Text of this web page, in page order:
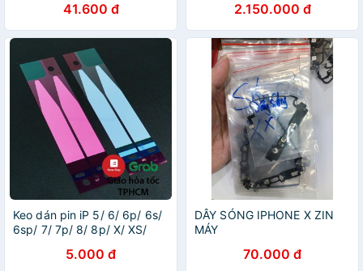
41.600 đ 2.150.000 đ
Keo dán pin iP 5/ 6/ 6p/ 6s/
6sp/ 7/ 7p/ 8/ 8p/ X/ XS/
5.000 đ
DÂY SÓNG IPHONE X ZIN
MÁY
70.000 đ